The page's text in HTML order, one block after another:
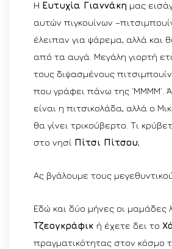
Η Ευτυχία Γιαννάκη μας
αυτών πιγκουίνων
έλειπαν για ψάρεμα, αλλά και
από τα αυγά. Μεγάλη γιορτή
τους διψασμένους
που γράφει πάνω της ‘ΜΜΜΜ’.
είναι η πιτσικολάδα, αλλά ο
θα γίνει τρικούβερτο. Τι
στο νησί Πίτσι Πίτσου;
Ας βγάλουμε τους
Εδώ και δύο μήνες οι μαμάδες
Τζεογκράφικ ή έχετε δει το
πραγματικότητας στον κόσμο